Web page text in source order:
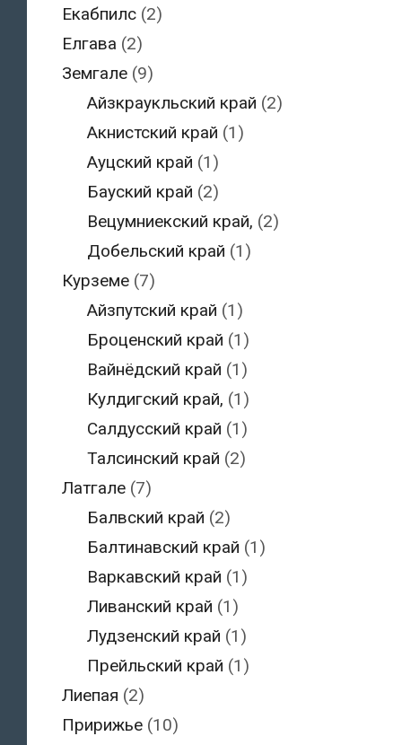
Екабпилс(2)
Елгава (2)
Земгале(9)
Айзкраукльский край (2)
Акнистский край (1)
Ауцский край (1)
Бауский край (2)
Вецумниекский край, (2)
Добельский край (1)
Курземе(7)
Айзпутский край (1)
Броценский край (1)
Вайнёдский край (1)
Кулдигский край, (1)
Салдусский край (1)
Талсинский край (2)
Латгале(7)
Балвский край (2)
Балтинавский край (1)
Варкавский край (1)
Ливанский край (1)
Лудзенский край (1)
Прейльский край (1)
Лиепая (2)
Пририжье(10)